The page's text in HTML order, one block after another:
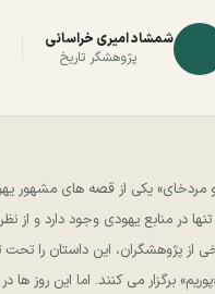
شمشاد امیری خراسانی
پژوهشگر تاریخ
و مردخای» یکی از قصه های مشهور
در منابع یهودی وجود دارد و از
از پژوهشگران، این داستان را
برگزار می کنند. اما این روز